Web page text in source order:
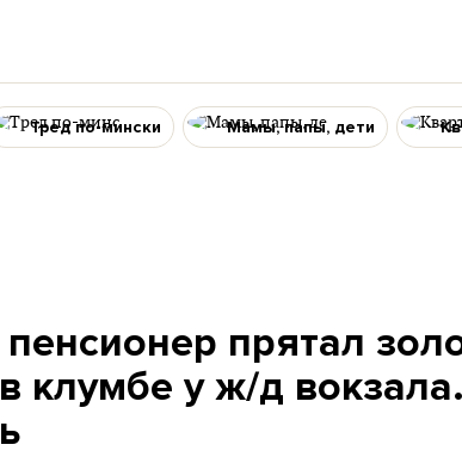
Тред по-мински Мамы, папы, дети
прятал
клумбе у ж/д